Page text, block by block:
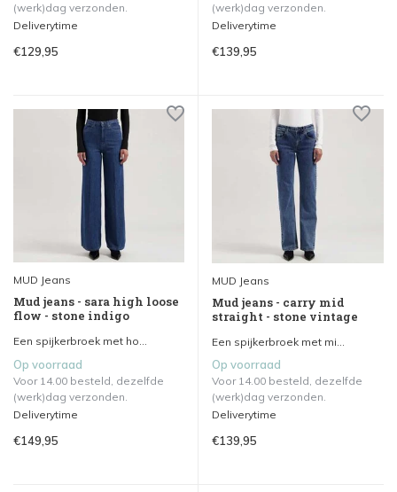
(werk)dag verzonden.
Deliverytime
€129,95
(werk)dag verzonden.
Deliverytime
€139,95
MUD Jeans
Mud jeans - sara high loose
flow - stone indigo
Een spijkerbroek met ho...
Op voorraad
Voor 14.00 besteld, dezelfde
(werk)dag verzonden.
Deliverytime
€149,95
MUD Jeans
Mud jeans - carry mid
straight - stone vintage
Een spijkerbroek met mi...
Op voorraad
Voor 14.00 besteld, dezelfde
(werk)dag verzonden.
Deliverytime
€139,95